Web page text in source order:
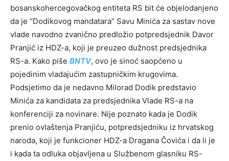
bosanskohercegovačkog entiteta RS bit će objelodanjeno
da je “Dodikovog mandatara” Savu Minića za sastav nove
vlade navodno zvanično predložio potpredsjednik Davor
Pranjić iz HDZ-a, koji je preuzeo dužnost predsjednika
RS-a. Kako piše BNTV, ovo je sinoć saopćeno u
pojedinim vladajućim zastupničkim krugovima.
Podsjetimo da je nedavno Milorad Dodik predstavio
Minića za kandidata za predsjednika Vlade RS-a na
konferenciji za novinare. Nije poznato kada je Dodik
prenio ovlaštenja Pranjiću, potpredsjedniku iz hrvatskog
naroda, koji je funkcioner HDZ-a Dragana Čovića i da li je
i kada ta odluka objavljena u Službenom glasniku RS-